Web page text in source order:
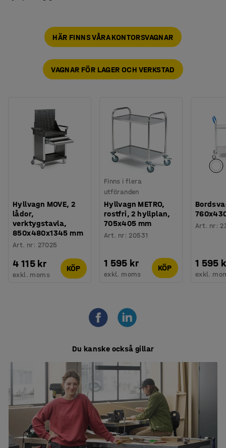
HÄR FINNS VÅRA KONTORSVAGNAR
VAGNAR FÖR LAGER OCH VERKSTAD
Hyllvagn MOVE, 2
lådor,
verktygstavla,
850x480x1345 mm
Art. nr: 27025
4 115 kr
exkl. moms
KÖP
Finns i flera
utföranden
Hyllvagn METRO,
rostfri, 2 hyllplan,
705x405 mm
Art. nr: 20531
1 595 kr
exkl. moms
KÖP
Art. nr:
1 595
exkl.
Du kanske också gillar